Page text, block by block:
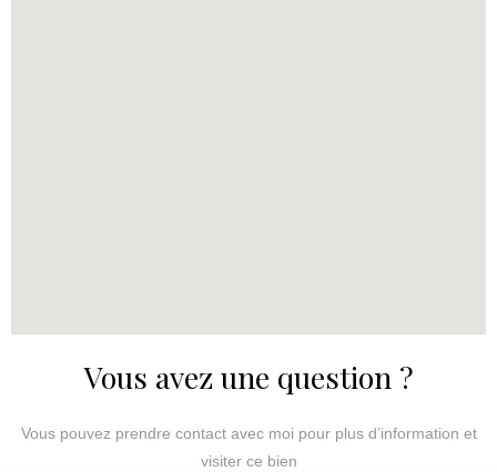
Vous avez une question ?​
Vous pouvez prendre contact avec moi pour plus d’information et
visiter ce bien